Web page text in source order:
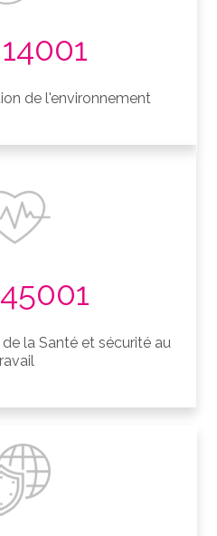
de l'environnement
la Santé et sécurité au